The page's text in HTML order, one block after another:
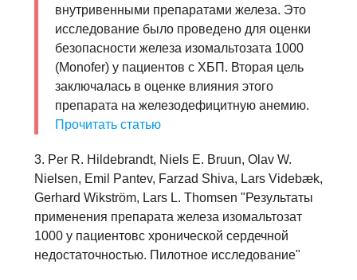
внутривенными препаратами железа. Это
исследование было проведено для оценки
безопасности железа изомальтозата 1000
(Monofer) у пациентов с ХБП. Вторая цель
заключалась в оценке влияния этого
препарата на железодефицитнyю анемию.
Прочитать статью
3. Per R. Hildebrandt, Niels E. Bruun, Olav W.
Nielsen, Emil Pantev, Farzad Shiva, Lars Videbæk,
Gerhard Wikström, Lars L. Thomsen "Результаты
применения препарата железа изомальтозат
1000 у пациентовс хронической сердечной
недостаточностью. Пилотное исследование"